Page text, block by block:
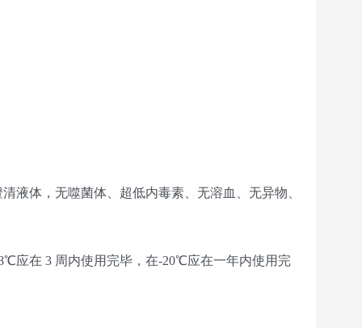
液体，无噬菌体、超低内毒素、无溶血、无异物、
应在 3 周内使用完毕，在-20℃应在一年内使用完